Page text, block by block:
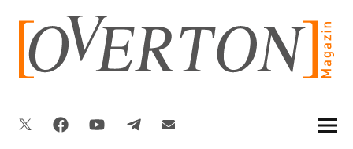
springen
TwitterFacebookYouTubeTelegramNewsletter